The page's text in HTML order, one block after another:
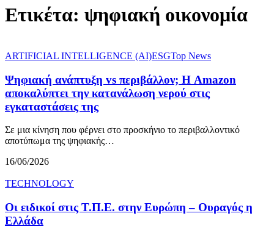
Ετικέτα: ψηφιακή οικονομία
ARTIFICIAL INTELLIGENCE (AI)ESGTop News
Ψηφιακή ανάπτυξη vs περιβάλλον; Η Amazon
αποκαλύπτει την κατανάλωση νερού στις
εγκαταστάσεις της
Σε μια κίνηση που φέρνει στο προσκήνιο το περιβαλλοντικό
αποτύπωμα της ψηφιακής…
16/06/2026
TECHNOLOGY
Οι ειδικοί στις Τ.Π.Ε. στην Ευρώπη – Ουραγός η
Ελλάδα